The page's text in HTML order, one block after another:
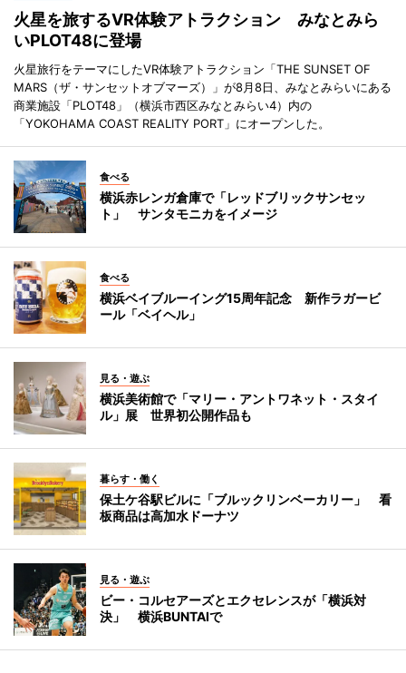
火星を旅するVR体験アトラクション みなとみら
いPLOT48に登場
火星旅行をテーマにしたVR体験アトラクション「THE SUNSET OF
MARS（ザ・サンセットオブマーズ）」が8月8日、みなとみらいにある
商業施設「PLOT48」（横浜市西区みなとみらい4）内の
「YOKOHAMA COAST REALITY PORT」にオープンした。
食べる
横浜赤レンガ倉庫で「レッドブリックサンセッ
ト」 サンタモニカをイメージ
食べる
横浜ベイブルーイング15周年記念 新作ラガービ
ール「ベイヘル」
見る・遊ぶ
横浜美術館で「マリー・アントワネット・スタイ
ル」展 世界初公開作品も
暮らす・働く
保土ケ谷駅ビルに「ブルックリンベーカリー」 看
板商品は高加水ドーナツ
見る・遊ぶ
ビー・コルセアーズとエクセレンスが「横浜対
決」 横浜BUNTAIで